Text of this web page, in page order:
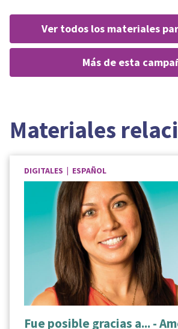
ver todos los materiales
más de esta
Materiales
DIGITALES | ESPAÑOL
Fue posible gracias a... -